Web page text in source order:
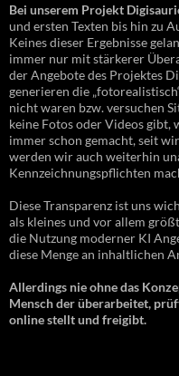
Bei unserem Projekt
und ersten Texten bis hin zu
Keines dieser Ergebnisse
immer nur mit stärkerer
der Angebote des Projektes
generieren die
nicht waren bzw. versuchen
keine Fotos oder Videos gibt,
immer schon gemacht, seit
werden wir auch weiterhin
Kennzeichnungspflichten
Diese Transparenz ist uns
als kleines und vor allem
die Nutzung moderner KI
diese Menge an inhaltlichen
Allerdings nie ohne das
Mensch der überarbeitet,
online stellt und freigibt.